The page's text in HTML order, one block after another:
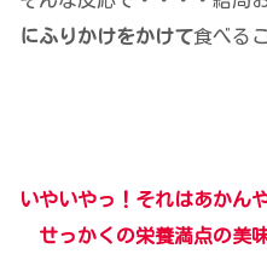
にふりかけをかけて食べる
いやいやっ！それはあかん
せっかくの栄養満点の美